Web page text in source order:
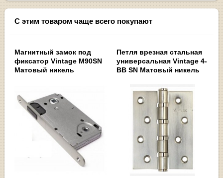
С этим товаром чаще всего покупают
Магнитный замок под
фиксатор Vintage M90SN
Матовый никель
Петля врезная стальная
универсальная Vintage 4-
BB SN Матовый никель